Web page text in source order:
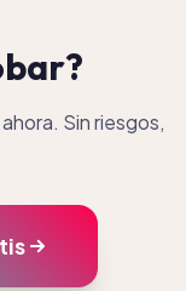
Sin riesgos,